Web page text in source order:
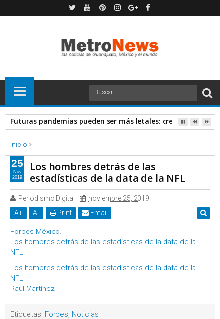
Futuras pandemias pueden ser más letales: creadora de
Inicio
Forbes
Noticias
Los hombres detrás de las estadísticas de la data de la NFL
Los hombres detrás de las
estadísticas de la data de la NFL
Periodismo Digital
noviembre 25, 2019
A+ A- Print Email
Forbes México.
Los hombres detrás de las estadísticas de la data de la
NFL
Los hombres detrás de las estadísticas de la data de la
NFL
Raúl Martínez
Etiquetas: Forbes, Noticias
25
Nov
2019